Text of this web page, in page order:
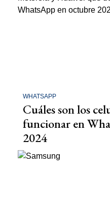
WHATSAPP
Cuáles son los
funcionar en
2024